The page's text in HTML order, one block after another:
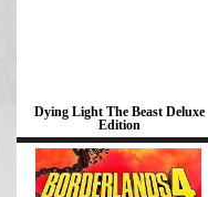
Dying Light The Beast Deluxe
Edition